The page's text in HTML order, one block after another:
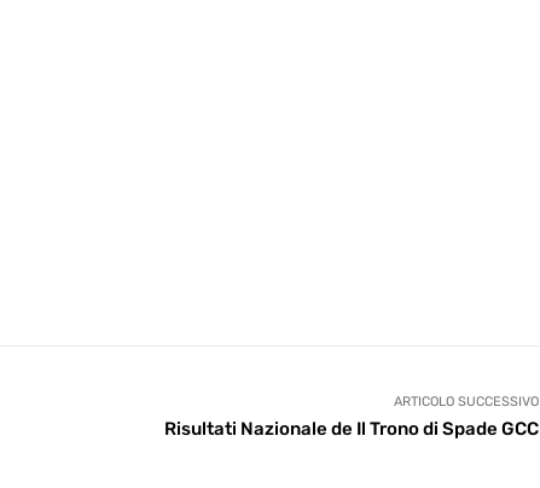
ARTICOLO SUCCESSIVO
Risultati Nazionale de Il Trono di Spade GCC